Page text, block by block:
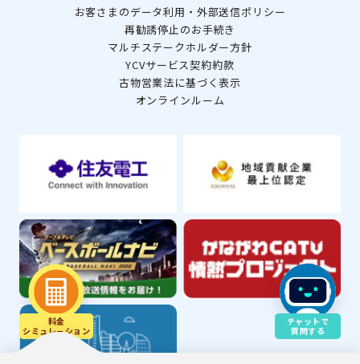
料金
シミュレ－ション
お客さまのデータ利用・外部送信ポリシー
再勧誘停止のお手続き
マルチステークホルダー方針
YCVサービス契約約款
古物営業法に基づく表示
オンラインルーム
チャットで
質問する